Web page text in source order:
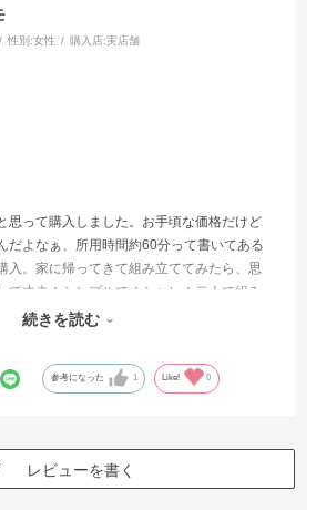
性別:女性 購入店:実店舗
思って購入しました。お手頃な価格だけど
だよなぁ、所用時間約60分って書いてある
入。家に帰ってきて組み立ててみたら、思
て丈夫！シンプルでオシャレ！二人で組み
完成しました。御値段以上の品物だと思い
続きを読む
参考になった 1 Like! 0
レビューを書く